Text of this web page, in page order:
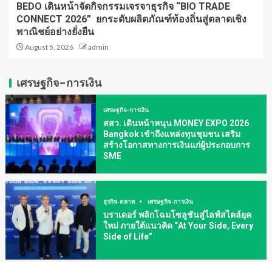
BEDO เดินหน้าจัดกิจกรรมเจรจาธุรกิจ “BIO TRADE
CONNECT 2026” ยกระดับผลิตภัณฑ์ท้องถิ่นสู่ตลาดเชิง
พาณิชย์อย่างยั่งยืน
August 5, 2026 admin
เศรษฐกิจ-การเงิน
เศรษฐกิจ-การเงิน
สสว. เดินหน้าหนุน MONEY EXPO 2026
Bangkok เข้าถึงแหล่งทุนชุมชน เสริม
สร้างโอกาสทางการเงินแก่ผู้ประกอบการ
SME
ธุรกิจ-ตลาด เศรษฐกิจ-การเงิน
บราเดอร์ พลิกโฉมโซลูชันสู่ไลฟ์สไตล์ยุค
ใหม่ ภายใต้แนวคิด “At Your Side, Every
Side of Life”